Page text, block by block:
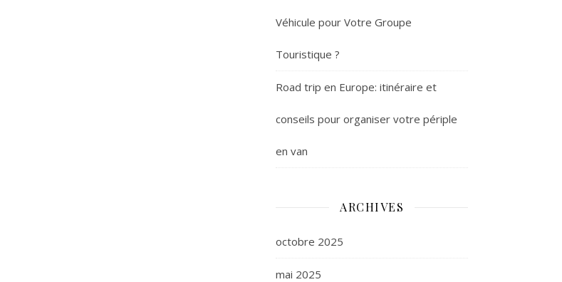
Véhicule pour Votre Groupe
Touristique ?
Road trip en Europe: itinéraire et
conseils pour organiser votre périple
en van
ARCHIVES
octobre 2025
mai 2025